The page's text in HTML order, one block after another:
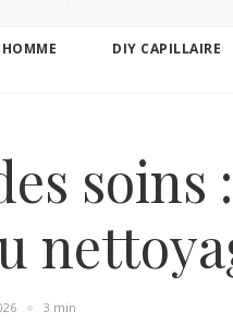
DIY CAPILLAIRE
soins
3 min